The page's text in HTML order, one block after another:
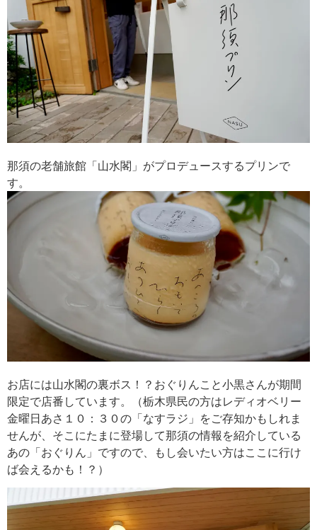
那須の老舗旅館「山水閣」がプロデュースするプリンで
す。
お店には山水閣の裏ボス！？おぐりんこと小黒さんが期間
限定で店番しています。（栃木県民の方はレディオベリー
金曜日あさ１０：３０の「なすラジ」をご存知かもしれま
せんが、そこにたまに登場して那須の情報を紹介している
あの「おぐりん」ですので、もし会いたい方はここに行け
ば会えるかも！？）